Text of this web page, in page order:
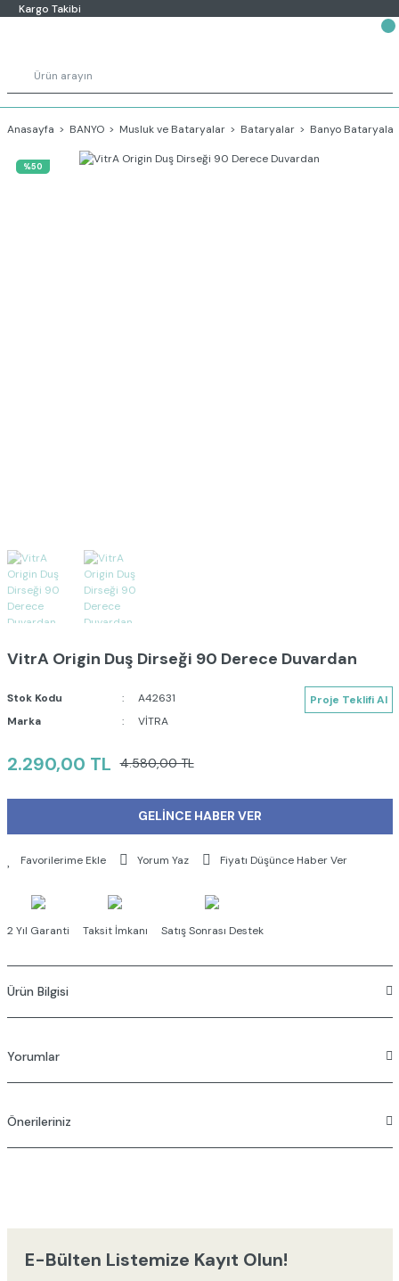
Kargo Takibi
Anasayfa BANYO Musluk ve Bataryalar Bataryalar Banyo
%50
VitrA Origin Duş Dirseği 90 Derece Duvardan
Stok Kodu
A42631
Marka
VİTRA
Proje Teklifi Al
2.290,00 TL 4.580,00 TL
GELİNCE HABER VER
Yorum Yaz Fiyatı Düşünce Haber Ver
2 Yıl Garanti Taksit İmkanı Satış Sonrası Destek
Ürün Bilgisi
Yorumlar
Önerileriniz
Ürün resmi kalitesiz, bozuk veya görüntülenemiyor.
E-Bülten Listemize Kayıt Olun!